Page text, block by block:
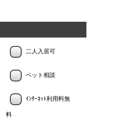
二人入居可
ペット相談
ｲﾝﾀｰﾈｯﾄ利用料無
料